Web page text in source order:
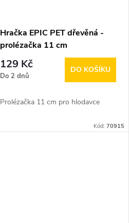
Hračka EPIC PET dřevěná -
prolézačka 11 cm
129 Kč
Do 2 dnů
DO KOŠÍKU
Prolézačka 11 cm pro hlodavce
Kód: 70915